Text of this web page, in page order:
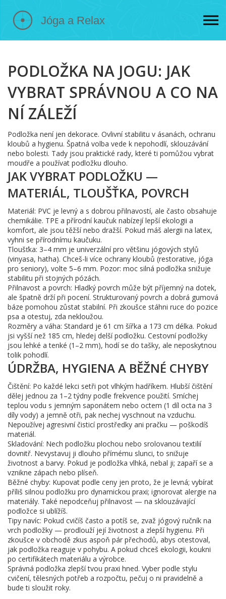
PODLOŽKA NA JOGU: JAK
VYBRAT SPRÁVNOU A CO NA
NÍ ZÁLEŽÍ
Podložka není jen dekorace. Ovlivní stabilitu v ásanách, ochranu
kloubů a hygienu. Špatná volba vede k nepohodlí, sklouzávání
nebo bolesti. Tady jsou praktické rady, které ti pomůžou vybrat
moudře a používat podložku dlouho.
JAK VYBRAT PODLOŽKU —
MATERIÁL, TLOUŠŤKA, POVRCH
Materiál: PVC je levný a s dobrou přilnavostí, ale často obsahuje
chemikálie. TPE a přírodní kaučuk nabízejí lepší ekologii a
komfort, ale jsou těžší nebo dražší. Pokud máš alergii na latex,
vyhni se přírodnímu kaučuku.
Tloušťka: 3–4 mm je univerzální pro většinu jógových stylů
(vinyasa, hatha). Chceš-li více ochrany kloubů (restorative, jóga
pro seniory), volte 5–6 mm. Pozor: moc silná podložka snižuje
stabilitu při stojných pózách.
Přilnavost a povrch: Hladký povrch může být příjemný na dotek,
ale špatně drží při pocení. Strukturovaný povrch a dobrá gumová
báze pomohou zůstat stabilní. Při zkoušce stáhni ruce do pozice
psa a otestuj, zda nekloužou.
Rozměry a váha: Standard je 61 cm šířka a 173 cm délka. Pokud
jsi vyšší než 185 cm, hledej delší podložku. Cestovní podložky
jsou lehké a tenké (1–2 mm), hodí se do tašky, ale neposkytnou
tolik pohodlí.
ÚDRŽBA, HYGIENA A BĚŽNÉ CHYBY
Čištění: Po každé lekci setři pot vlhkým hadříkem. Hlubší čištění
dělej jednou za 1–2 týdny podle frekvence použití. Smíchej
teplou vodu s jemným saponátem nebo octem (1 díl octa na 3
díly vody) a jemně otři, pak nechej vyschnout na vzduchu.
Nepoužívej agresivní čisticí prostředky ani pračku — poškodíš
materiál.
Skladování: Nech podložku plochou nebo srolovanou textilií
dovnitř. Nevystavuj ji dlouho přímému slunci, to snižuje
životnost a barvy. Pokud je podložka vlhká, nebal ji; zapaří se a
vznikne zápach nebo plíseň.
Běžné chyby: Kupovat podle ceny jen proto, že je levná; vybírat
příliš silnou podložku pro dynamickou praxi; ignorovat alergie na
materiály. Také nepodceňuj přilnavost — na sklouzávající
podložce si ublížíš.
Tipy navíc: Pokud cvičíš často a potíš se, zvaž jógový ručník na
vrch podložky — prodlouží její životnost a zlepší hygienu. Při
zkoušce v obchodě zkus aspoň pár přechodů, abys otestoval,
jak podložka reaguje v pohybu. A pokud chceš ekologii, koukni
po certifikátech materiálu a výrobce.
Správná podložka zlepší tvou praxi hned. Vyber podle stylu
cvičení, tělesných potřeb a rozpočtu, pečuj o ni pravidelně a
bude ti sloužit roky.